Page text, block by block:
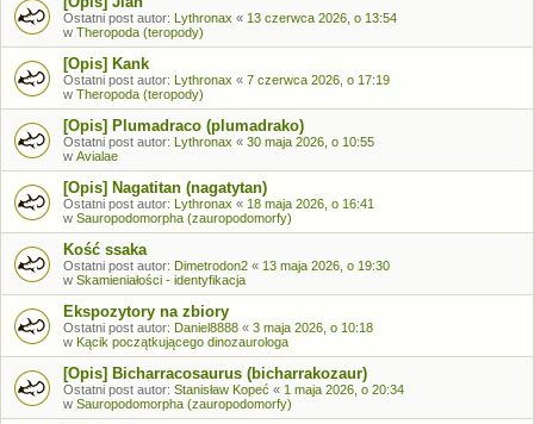
Ostatni post autor: Lythronax « 13 czerwca 2026, o 13:54
w Theropoda (teropody)
[Opis] Kank
Ostatni post autor: Lythronax « 7 czerwca 2026, o 17:19
w Theropoda (teropody)
[Opis] Plumadraco (plumadrako)
Ostatni post autor: Lythronax « 30 maja 2026, o 10:55
w Avialae
[Opis] Nagatitan (nagatytan)
Ostatni post autor: Lythronax « 18 maja 2026, o 16:41
w Sauropodomorpha (zauropodomorfy)
Kość ssaka
Ostatni post autor: Dimetrodon2 « 13 maja 2026, o 19:30
w Skamieniałości - identyfikacja
Ekspozytory na zbiory
Ostatni post autor: Daniel8888 « 3 maja 2026, o 10:18
w Kącik początkującego dinozaurologa
[Opis] Bicharracosaurus (bicharrakozaur)
Ostatni post autor: Stanisław Kopeć « 1 maja 2026, o 20:34
w Sauropodomorpha (zauropodomorfy)